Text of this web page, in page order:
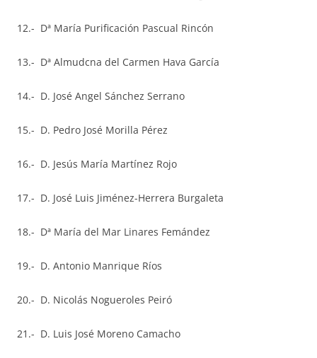
12.- Dª María Purificación Pascual Rincón
13.- Dª Almudcna del Carmen Hava García
14.- D. José Angel Sánchez Serrano
15.- D. Pedro José Morilla Pérez
16.- D. Jesús María Martínez Rojo
17.- D. José Luis Jiménez-Herrera Burgaleta
18.- Dª María del Mar Linares Femández
19.- D. Antonio Manrique Ríos
20.- D. Nicolás Nogueroles Peiró
21.- D. Luis José Moreno Camacho